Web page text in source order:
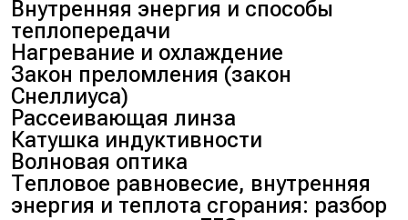
Внутренняя энергия и способы
теплопередачи
Нагревание и охлаждение
Закон преломления (закон
Снеллиуса)
Рассеивающая линза
Катушка индуктивности
Волновая оптика
Тепловое равновесие, внутренняя
энергия и теплота сгорания: разбор